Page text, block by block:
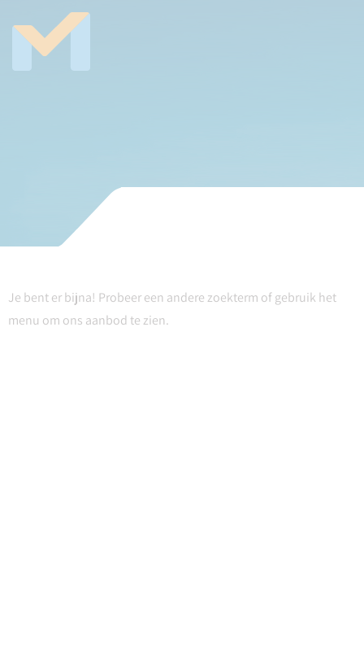
Je bent er bijna! Probeer een andere zoekterm of gebruik het
menu om ons aanbod te zien.